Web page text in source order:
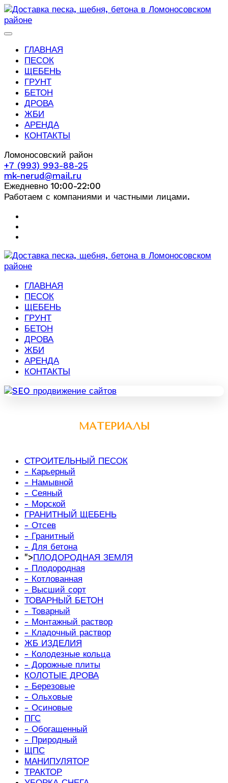
ГЛАВНАЯ
ПЕСОК
ЩЕБЕНЬ
ГРУНТ
БЕТОН
ДРОВА
ЖБИ
АРЕНДА
КОНТАКТЫ
Ломоносовский район
+7 (993) 993-88-25
mk-nerud@mail.ru
Ежедневно 10:00-22:00
Работаем с компаниями и частными лицами.
ГЛАВНАЯ
ПЕСОК
ЩЕБЕНЬ
ГРУНТ
БЕТОН
ДРОВА
ЖБИ
АРЕНДА
КОНТАКТЫ
МАТЕРИАЛЫ
СТРОИТЕЛЬНЫЙ ПЕСОК
- Карьерный
- Намывной
- Сеяный
- Морской
ГРАНИТНЫЙ ЩЕБЕНЬ
- Отсев
- Гранитный
- Для бетона
">ПЛОДОРОДНАЯ ЗЕМЛЯ
- Плодородная
- Котлованная
- Высший сорт
ТОВАРНЫЙ БЕТОН
- Товарный
- Монтажный раствор
- Кладочный раствор
ЖБ ИЗДЕЛИЯ
- Колодезные кольца
- Дорожные плиты
КОЛОТЫЕ ДРОВА
- Березовые
- Ольховые
- Осиновые
ПГС
- Обогащенный
- Природный
ЩПС
МАНИПУЛЯТОР
ТРАКТОР